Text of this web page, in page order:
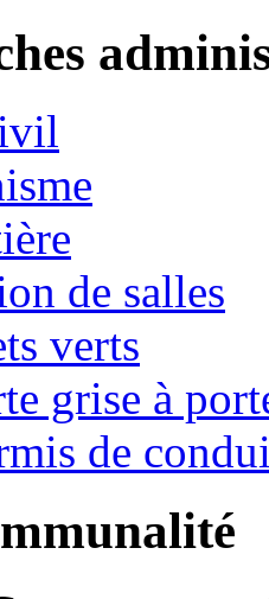
de salles
verts
grise à
de